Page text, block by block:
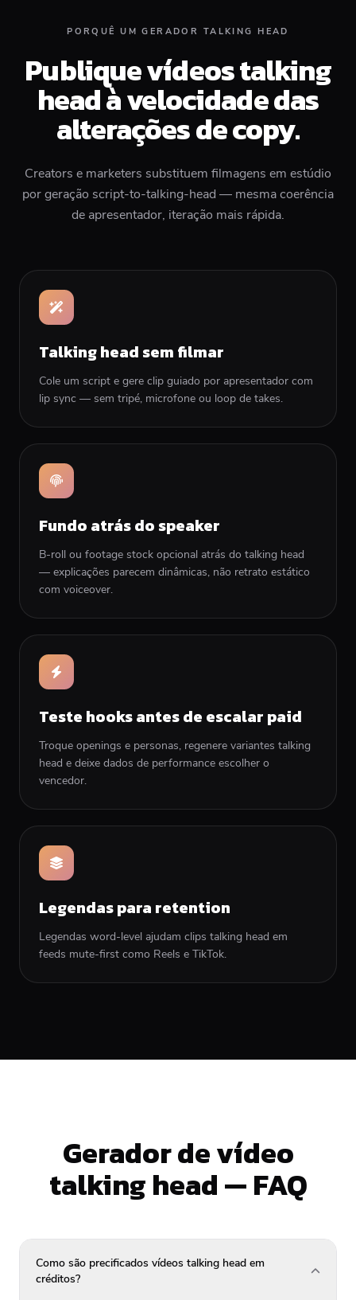
PORQUÊ UM GERADOR TALKING HEAD
Publique vídeos talking
head à velocidade das
alterações de copy.
Creators e marketers substituem filmagens em estúdio
por geração script-to-talking-head — mesma coerência
de apresentador, iteração mais rápida.
Talking head sem filmar
Cole um script e gere clip guiado por apresentador com
lip sync — sem tripé, microfone ou loop de takes.
Fundo atrás do speaker
B-roll ou footage stock opcional atrás do talking head
— explicações parecem dinâmicas, não retrato estático
com voiceover.
Teste hooks antes de escalar paid
Troque openings e personas, regenere variantes talking
head e deixe dados de performance escolher o
vencedor.
Legendas para retention
Legendas word-level ajudam clips talking head em
feeds mute-first como Reels e TikTok.
Gerador de vídeo
talking head — FAQ
Como são precificados vídeos talking head em
créditos?